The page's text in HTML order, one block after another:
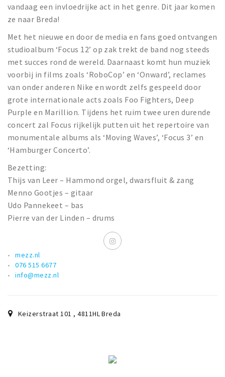
Privacy
Inloggen
vandaag een invloedrijke act in het genre. Dit jaar komen
ze naar Breda!
Met het nieuwe en door de media en fans goed ontvangen
studioalbum ‘Focus 12’ op zak trekt de band nog steeds
met succes rond de wereld. Daarnaast komt hun muziek
voorbij in films zoals ‘RoboCop’ en ‘Onward’, reclames
van onder anderen Nike en wordt zelfs gespeeld door
grote internationale acts zoals Foo Fighters, Deep
Purple en Marillion. Tijdens het ruim twee uren durende
concert zal Focus rijkelijk putten uit het repertoire van
monumentale albums als ‘Moving Waves’, ‘Focus 3’ en
‘Hamburger Concerto’.
Bezetting:
Thijs van Leer – Hammond orgel, dwarsfluit & zang
Menno Gootjes – gitaar
Udo Pannekeet – bas
Pierre van der Linden – drums
mezz.nl
076 515 6677
info@mezz.nl
Keizerstraat 101 ,4811HLBreda